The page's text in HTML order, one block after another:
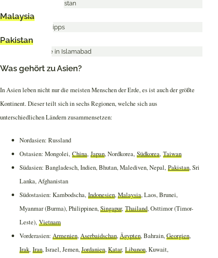
Malaysia
Pakistan
Was gehört zu Asien?
In Asien leben nicht nur die meisten Menschen der Erde, es ist auch der größte
Kontinent. Dieser teilt sich in sechs Regionen, welche sich aus
unterschiedlichen Ländern zusammensetzen:
Nordasien: Russland
Ostasien: Mongolei, China, Japan, Nordkorea, Südkorea, Taiwan
Südasien: Bangladesch, Indien, Bhutan, Malediven, Nepal, Pakistan, Sri
Lanka, Afghanistan
Südostasien: Kambodscha, Indonesien,Malaysia, Laos, Brunei,
Myanmar (Burma), Philippinen,Singapur, Thailand, Osttimor (Timor-
Leste), Vietnam
Vorderasien: Armenien,Aserbaidschan,Ägypten, Bahrain,Georgien,
Irak, Iran, Israel, Jemen,Jordanien,Katar, Libanon, Kuwait,